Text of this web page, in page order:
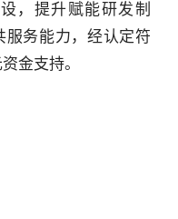
，提升赋能研发制
务能力，经认定符
金支持。